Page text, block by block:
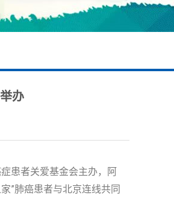
办
患者关爱基金会主办，阿
”肺癌患者与北京连线共同